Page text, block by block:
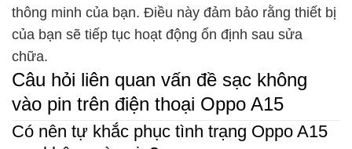
thông minh của bạn. Điều này đảm bảo rằng thiết bị
của bạn sẽ tiếp tục hoạt động ổn định sau sửa
chữa.
Câu hỏi liên quan vấn đề sạc không
vào pin trên điện thoại Oppo A15
Có nên tự khắc phục tình trạng Oppo A15